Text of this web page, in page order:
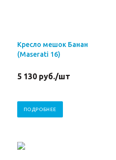
Кресло мешок Банан
(Maserati 16)
5 130 руб./шт
ПОДРОБНЕЕ